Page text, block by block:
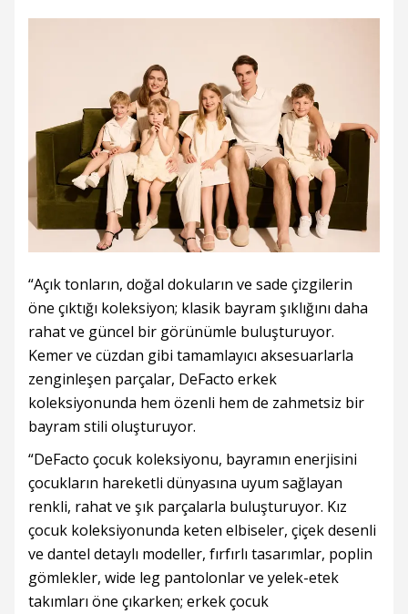
“Açık tonların, doğal dokuların ve sade çizgilerin
öne çıktığı koleksiyon; klasik bayram şıklığını daha
rahat ve güncel bir görünümle buluşturuyor.
Kemer ve cüzdan gibi tamamlayıcı aksesuarlarla
zenginleşen parçalar, DeFacto erkek
koleksiyonunda hem özenli hem de zahmetsiz bir
bayram stili oluşturuyor.
“DeFacto çocuk koleksiyonu, bayramın enerjisini
çocukların hareketli dünyasına uyum sağlayan
renkli, rahat ve şık parçalarla buluşturuyor. Kız
çocuk koleksiyonunda keten elbiseler, çiçek desenli
ve dantel detaylı modeller, fırfırlı tasarımlar, poplin
gömlekler, wide leg pantolonlar ve yelek-etek
takımları öne çıkarken; erkek çocuk